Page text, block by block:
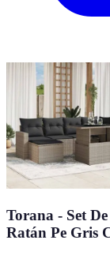
Torana - Set
Ratán Pe Gris